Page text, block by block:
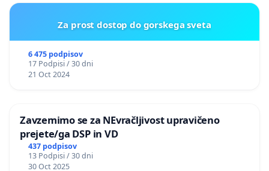
Za prost dostop do gorskega sveta
6 475 podpisov
17 Podpisi / 30 dni
21 Oct 2024
Zavzemimo se za NEvračljivost upravičeno
prejete/ga DSP in VD
437 podpisov
13 Podpisi / 30 dni
30 Oct 2025